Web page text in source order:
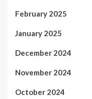
February 2025
January 2025
December 2024
November 2024
October 2024